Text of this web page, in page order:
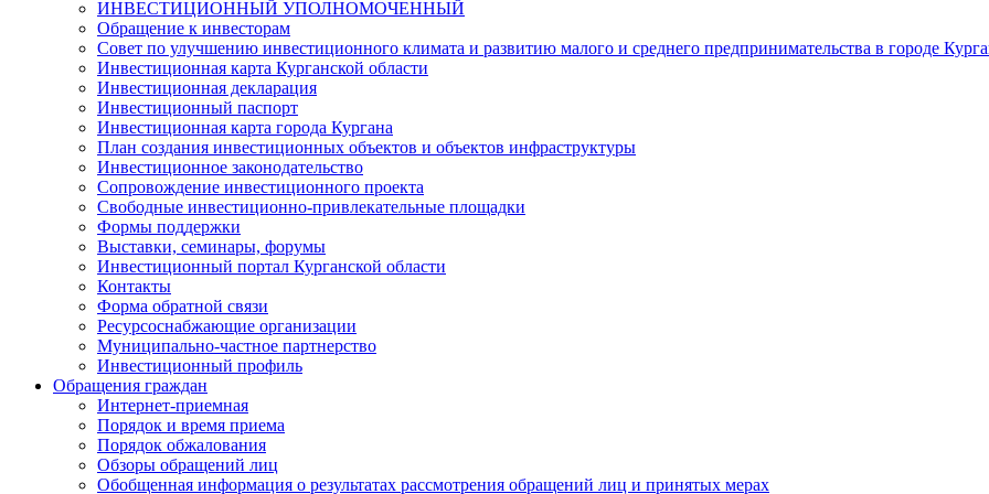
ИНВЕСТИЦИОННЫЙ УПОЛНОМОЧЕННЫЙ
Обращение к инвесторам
Совет по улучшению инвестиционного климата и развитию малого и среднего предпринимательства в городе
Инвестиционная карта Курганской области
Инвестиционная декларация
Инвестиционный паспорт
Инвестиционная карта города Кургана
План создания инвестиционных объектов и объектов инфраструктуры
Инвестиционное законодательство
Сопровождение инвестиционного проекта
Свободные инвестиционно-привлекательные площадки
Формы поддержки
Выставки, семинары, форумы
Инвестиционный портал Курганской области
Контакты
Форма обратной связи
Ресурсоснабжающие организации
Муниципально-частное партнерство
Инвестиционный профиль
Обращения граждан
Интернет-приемная
Порядок и время приема
Порядок обжалования
Обзоры обращений лиц
Обобщенная информация о результатах рассмотрения обращений лиц и принятых мерах